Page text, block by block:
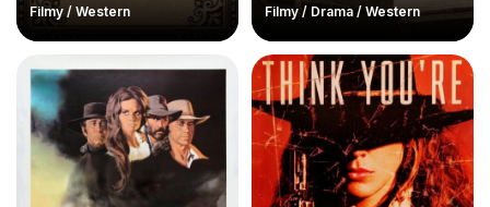
Filmy / Western
Filmy / Drama / Western